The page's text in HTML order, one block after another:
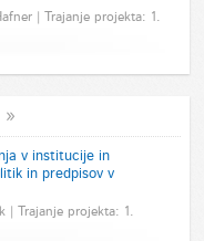
| Trajanje projekta: 1.
v institucije in
in predpisov v
Trajanje projekta: 1.